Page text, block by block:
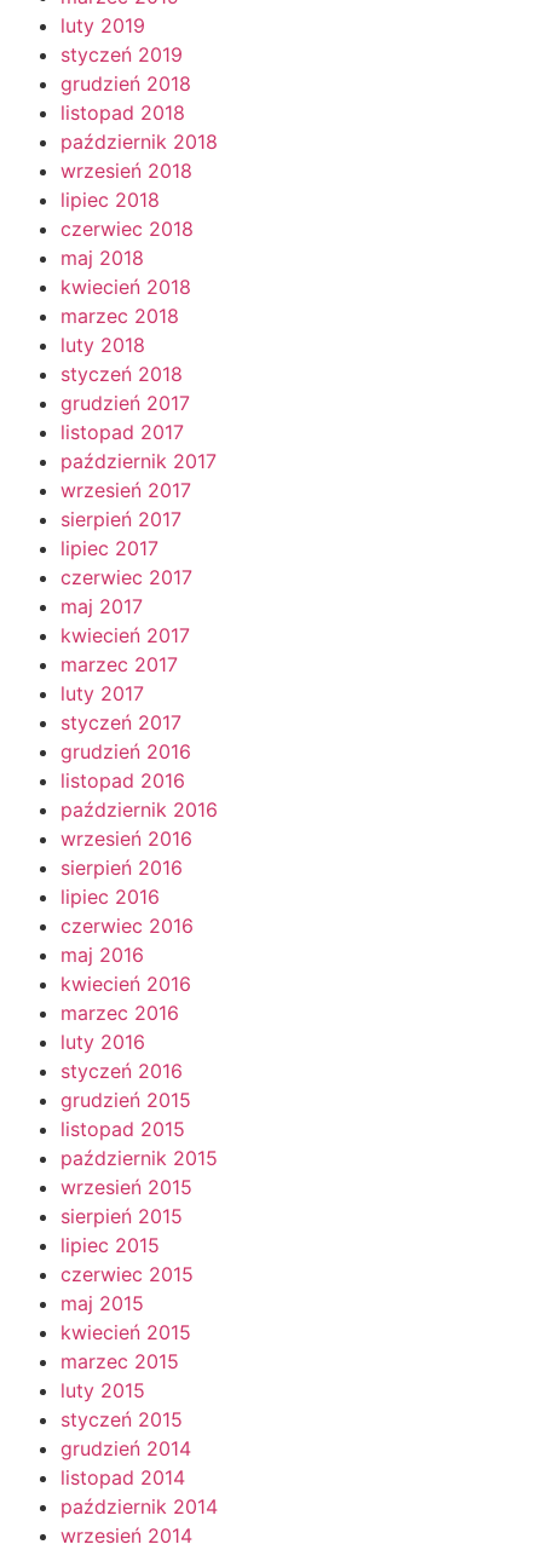
luty 2019
styczeń 2019
grudzień 2018
listopad 2018
październik 2018
wrzesień 2018
lipiec 2018
czerwiec 2018
maj 2018
kwiecień 2018
marzec 2018
luty 2018
styczeń 2018
grudzień 2017
listopad 2017
październik 2017
wrzesień 2017
sierpień 2017
lipiec 2017
czerwiec 2017
maj 2017
kwiecień 2017
marzec 2017
luty 2017
styczeń 2017
grudzień 2016
listopad 2016
październik 2016
wrzesień 2016
sierpień 2016
lipiec 2016
czerwiec 2016
maj 2016
kwiecień 2016
marzec 2016
luty 2016
styczeń 2016
grudzień 2015
listopad 2015
październik 2015
wrzesień 2015
sierpień 2015
lipiec 2015
czerwiec 2015
maj 2015
kwiecień 2015
marzec 2015
luty 2015
styczeń 2015
grudzień 2014
listopad 2014
październik 2014
wrzesień 2014